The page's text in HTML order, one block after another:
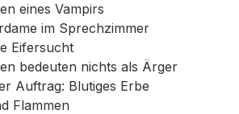
eines Vampirs
im Sprechzimmer
Eifersucht
bedeuten nichts als Ärger
Auftrag: Blutiges Erbe
Flammen